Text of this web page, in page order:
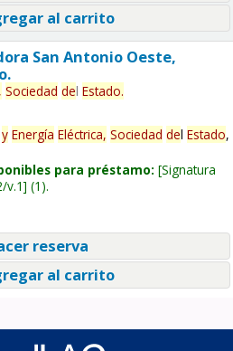
al carrito
San Antonio Oeste,
Sociedad del Estado.
y Energía Eléctrica, Sociedad del Estado,
para préstamo: Signatura
v.1 (1).
reserva
al carrito